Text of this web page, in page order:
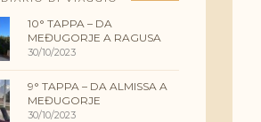
10° TAPPA – DA
MEĐUGORJE A RAGUSA
30/10/2023
9° TAPPA – DA ALMISSA A
MEĐUGORJE
30/10/2023